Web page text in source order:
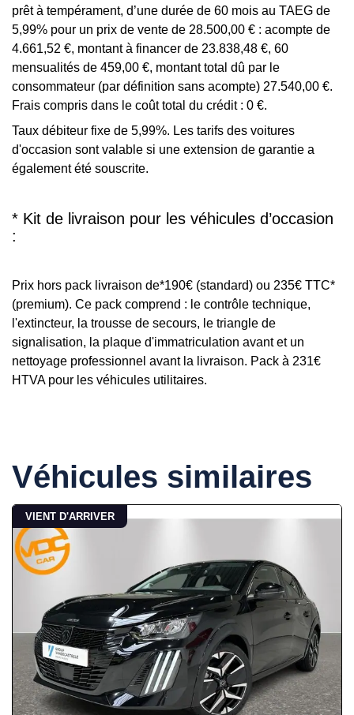
prêt à tempérament, d’une durée de 60 mois au TAEG de
5,99% pour un prix de vente de 28.500,00 € : acompte de
4.661,52 €, montant à financer de 23.838,48 €, 60
mensualités de 459,00 €, montant total dû par le
consommateur (par définition sans acompte) 27.540,00 €.
Frais compris dans le coût total du crédit : 0 €.
Taux débiteur fixe de 5,99%. Les tarifs des voitures
d'occasion sont valable si une extension de garantie a
également été souscrite.
* Kit de livraison pour les véhicules d’occasion
:
Prix hors pack livraison de*190€ (standard) ou 235€ TTC*
(premium). Ce pack comprend : le contrôle technique,
l'extincteur, la trousse de secours, le triangle de
signalisation, la plaque d'immatriculation avant et un
nettoyage professionnel avant la livraison. Pack à 231€
HTVA pour les véhicules utilitaires.
Véhicules similaires
VIENT D'ARRIVER